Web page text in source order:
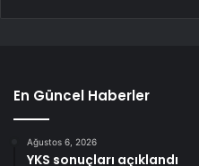
En Güncel Haberler
Ağustos 6, 2026
YKS sonuçları açıklandı